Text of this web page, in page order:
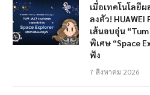
เมื่อเทคโนโลยี
ลงตัว!
เส้นอบอุ่น
พิเศษ “Space
ฟัง
7 สิงหาคม 2026